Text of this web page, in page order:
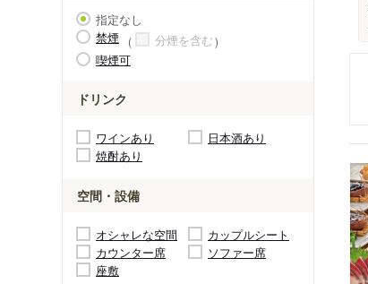
指定なし
禁煙
分煙を含む
喫煙可
ドリンク
ワインあり
日本酒あり
焼酎あり
空間・設備
オシャレな空間
カップルシート
カウンター席
ソファー席
座敷